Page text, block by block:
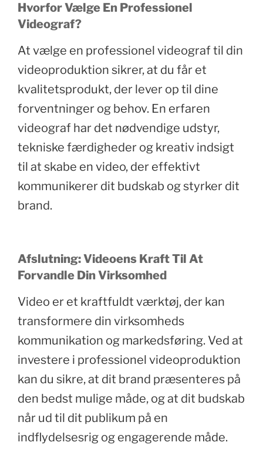
Hvorfor Vælge En Professionel
Videograf?
At vælge en professionel videograf til din
videoproduktion sikrer, at du får et
kvalitetsprodukt, der lever op til dine
forventninger og behov. En erfaren
videograf har det nødvendige udstyr,
tekniske færdigheder og kreativ indsigt
til at skabe en video, der effektivt
kommunikerer dit budskab og styrker dit
brand.
Afslutning: Videoens Kraft Til At
Forvandle Din Virksomhed
Video er et kraftfuldt værktøj, der kan
transformere din virksomheds
kommunikation og markedsføring. Ved at
investere i professionel videoproduktion
kan du sikre, at dit brand præsenteres på
den bedst mulige måde, og at dit budskab
når ud til dit publikum på en
indflydelsesrig og engagerende måde.